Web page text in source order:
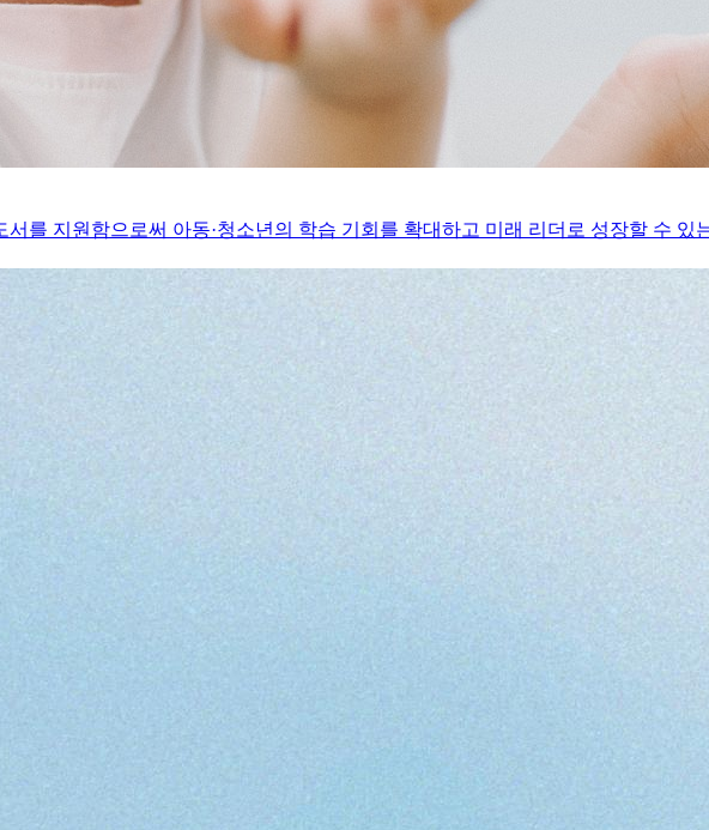
를 지원함으로써 아동·청소년의 학습 기회를 확대하고 미래 리더로 성장할 수 있